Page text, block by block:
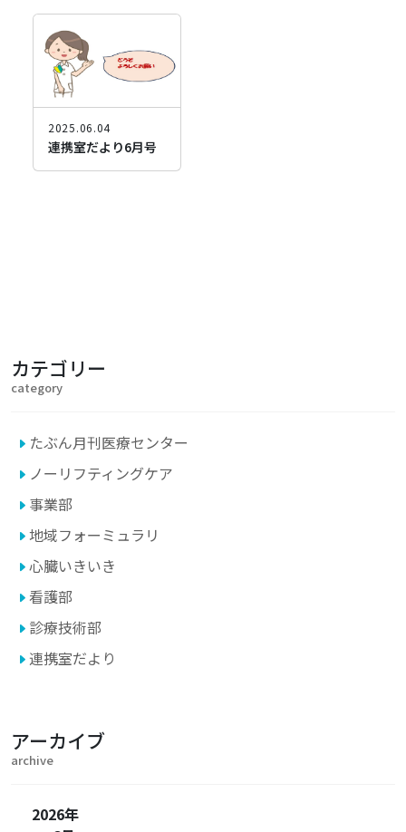
2025.06.04
連携室だより6月号
カテゴリー
category
たぶん月刊医療センター
ノーリフティングケア
事業部
地域フォーミュラリ
心臓いきいき
看護部
診療技術部
連携室だより
アーカイブ
archive
2026年